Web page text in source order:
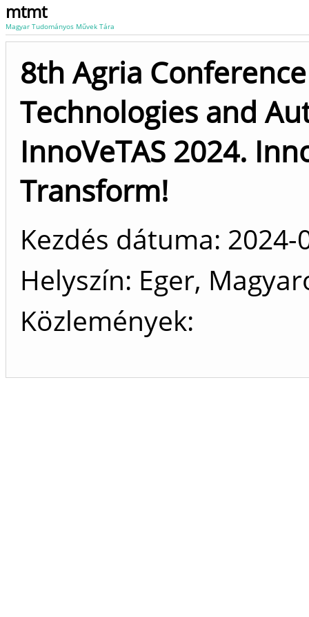
mtmt
Magyar Tudományos Művek Tára
8th Agria
Technologies and
InnoVeTAS 2024.
Transform!
Kezdés dátuma: 2024-
Helyszín Eger,
Közlemények